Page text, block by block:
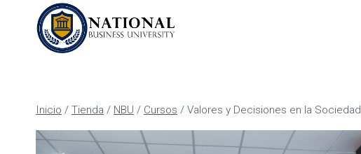
Inicio / Tienda / NBU / Cursos / Valores y Decisiones en la Sociedad